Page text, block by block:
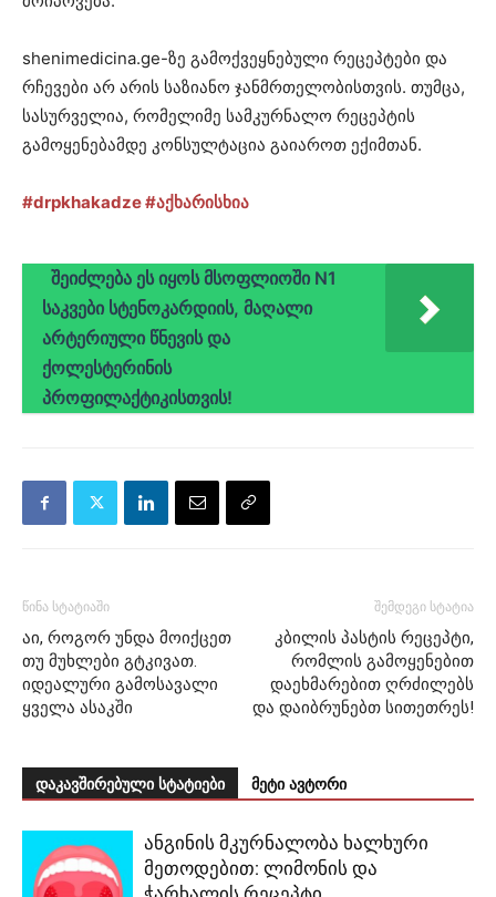
shenimedicina.ge-ზე გამოქვეყნებული რეცეპტები და
რჩევები არ არის საზიანო ჯანმრთელობისთვის. თუმცა,
სასურველია, რომელიმე სამკურნალო რეცეპტის
გამოყენებამდე კონსულტაცია გაიაროთ ექიმთან.
#drpkhakadze#აქხარისხია
შეიძლება ეს იყოს მსოფლიოში N1
საკვები სტენოკარდიის, მაღალი
არტერიული წნევის და
ქოლესტერინის
პროფილაქტიკისთვის!
წინა სტატიაში
აი, როგორ უნდა მოიქცეთ
თუ მუხლები გტკივათ.
იდეალური გამოსავალი
ყველა ასაკში
შემდეგი სტატია
კბილის პასტის რეცეპტი,
რომლის გამოყენებით
დაეხმარებით ღრძილებს
და დაიბრუნებთ სითეთრეს!
დაკავშირებული სტატიები მეტი ავტორი
ანგინის მკურნალობა ხალხური
მეთოდებით: ლიმონის და